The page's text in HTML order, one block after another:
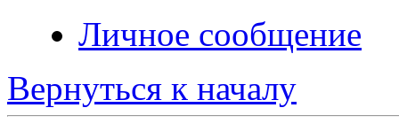
Личное сообщение
Вернуться к началу